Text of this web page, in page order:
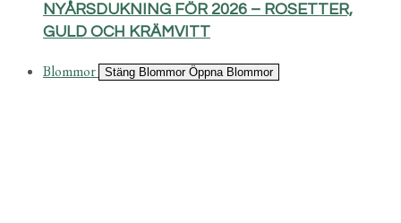
NYÅRSDUKNING FÖR 2026 – ROSETTER,
GULD OCH KRÄMVITT
Blommor Stäng Blommor Öppna Blommor